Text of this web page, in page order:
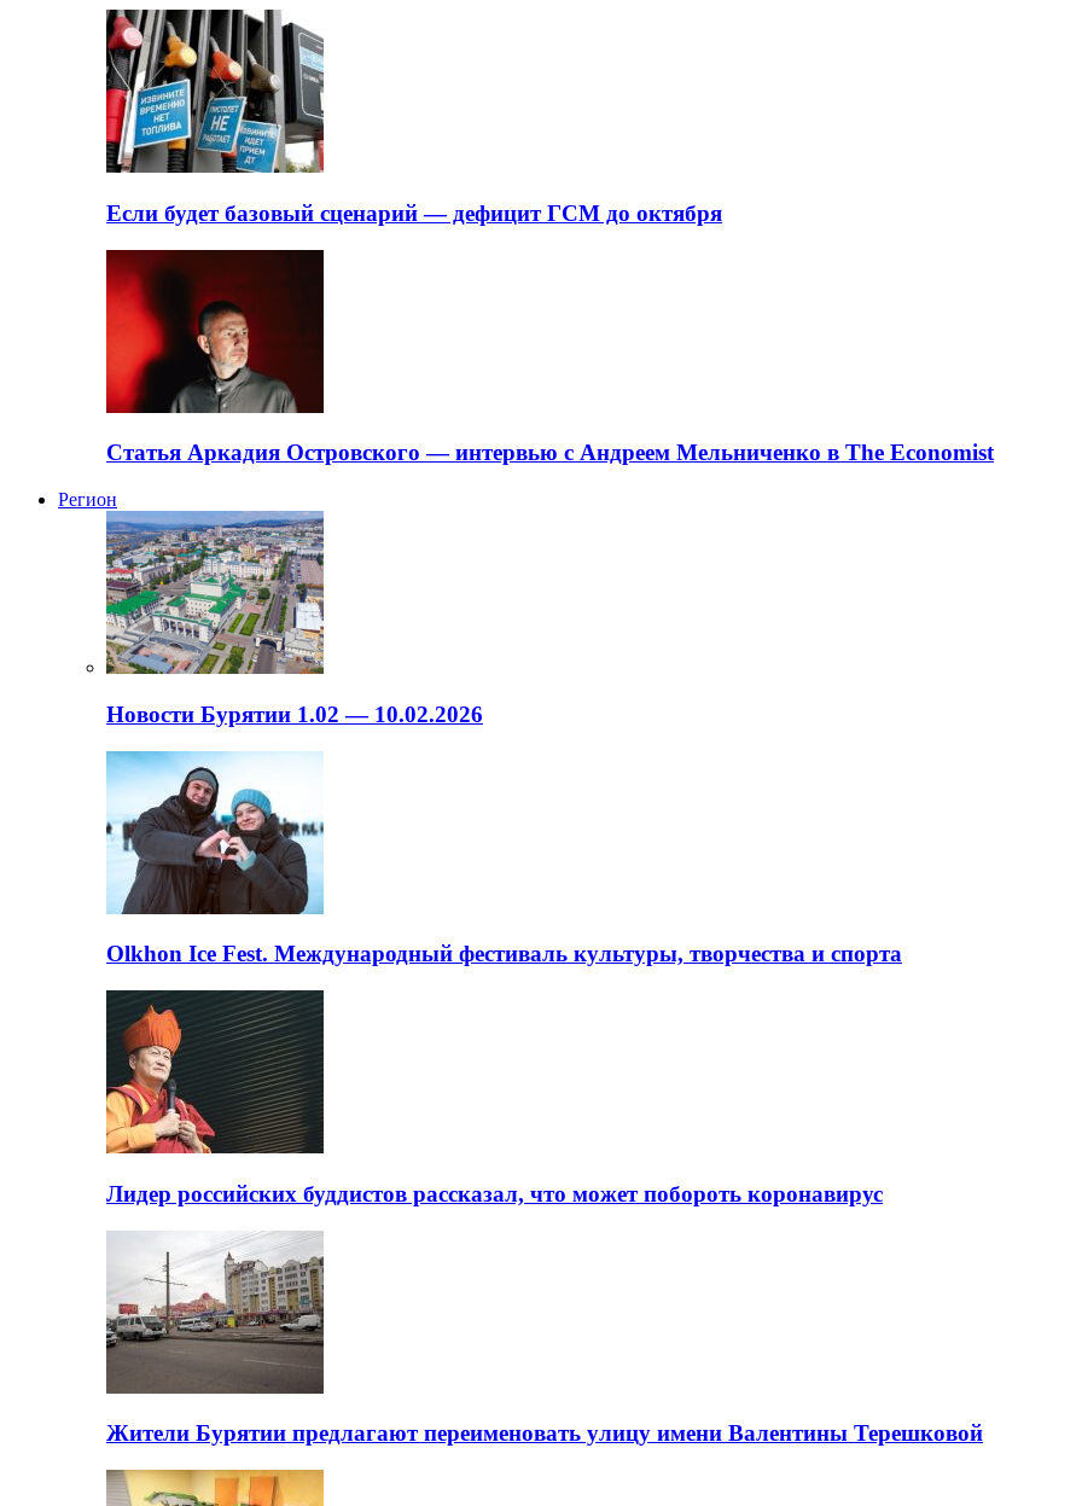
Если будет базовый сценарий — дефицит ГСМ до октября
Статья Аркадия Островского — интервью с Андреем Мельниченко в The Economist
Регион
Новости Бурятии 1.02 — 10.02.2026
Olkhon Ice Fest. Международный фестиваль культуры, творчества и спорта
Лидер российских буддистов рассказал, что может побороть коронавирус
Жители Бурятии предлагают переименовать улицу имени Валентины Терешковой